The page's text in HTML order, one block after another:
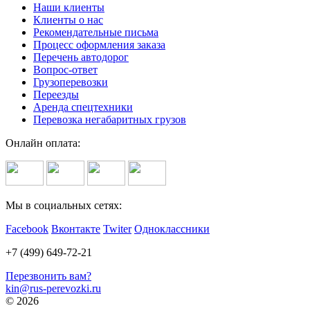
Наши клиенты
Клиенты о нас
Рекомендательные письма
Процесс оформления заказа
Перечень автодорог
Вопрос-ответ
Грузоперевозки
Переезды
Аренда спецтехники
Перевозка негабаритных грузов
Онлайн оплата:
Мы в социальных сетях:
Facebook Вконтакте Twiter Одноклассники
+7 (499) 649-72-21
Перезвонить вам?
kin@rus-perevozki.ru
© 2026